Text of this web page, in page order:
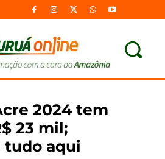
2024 tem
23 mil;
tudo aqui